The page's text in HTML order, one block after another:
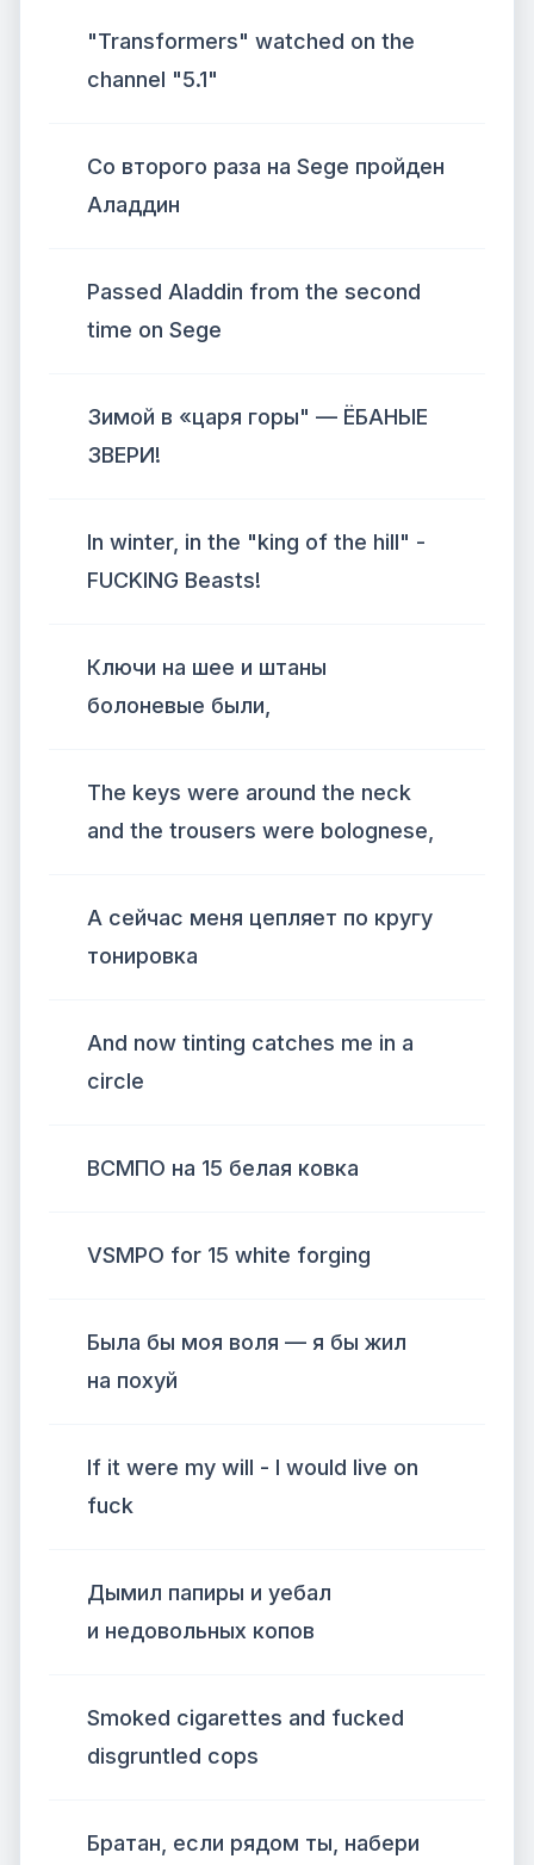
"Transformers" watched on the
channel "5.1"
Со второго раза на Sege пройден
Аладдин
Passed Aladdin from the second
time on Sege
Зимой в «царя горы" — ЁБАНЫЕ
ЗВЕРИ!
In winter, in the "king of the hill" -
FUCKING Beasts!
Ключи на шее и штаны
болоневые были,
The keys were around the neck
and the trousers were bolognese,
А сейчас меня цепляет по кругу
тонировка
And now tinting catches me in a
circle
ВСМПО на 15 белая ковка
VSMPO for 15 white forging
Была бы моя воля — я бы жил
на похуй
If it were my will - I would live on
fuck
Дымил папиры и уебал
и недовольных копов
Smoked cigarettes and fucked
disgruntled cops
Братан, если рядом ты, набери